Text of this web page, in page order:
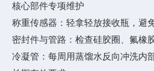
核心部件专项维护
称重传感器：轻拿轻放接收瓶，避
密封件与管路：检查硅胶圈、氟橡
冷凝管：每周用蒸馏水反向冲洗内